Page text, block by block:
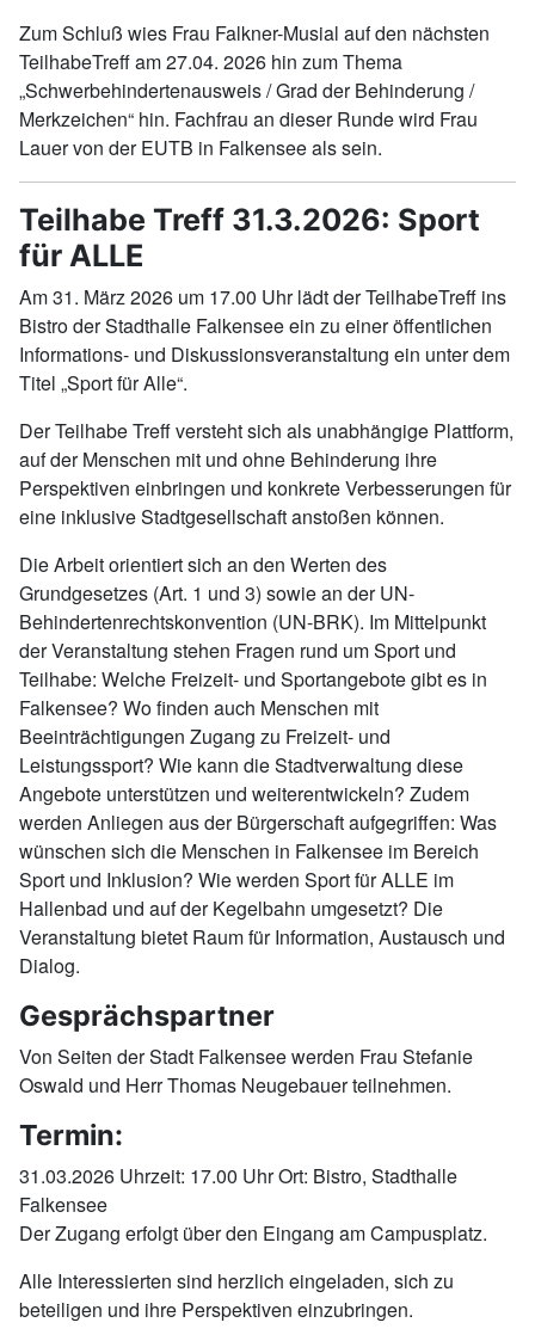
Zum Schluß wies Frau Falkner-Musial auf den nächsten
TeilhabeTreff am 27.04. 2026 hin zum Thema
„Schwerbehindertenausweis / Grad der Behinderung /
Merkzeichen“ hin. Fachfrau an dieser Runde wird Frau
Lauer von der EUTB in Falkensee als sein.
Teilhabe Treff 31.3.2026: Sport
für ALLE
Am 31. März 2026 um 17.00 Uhr lädt der TeilhabeTreff ins
Bistro der Stadthalle Falkensee ein zu einer öffentlichen
Informations- und Diskussionsveranstaltung ein unter dem
Titel „Sport für Alle“.
Der Teilhabe Treff versteht sich als unabhängige Plattform,
auf der Menschen mit und ohne Behinderung ihre
Perspektiven einbringen und konkrete Verbesserungen für
eine inklusive Stadtgesellschaft anstoßen können.
Die Arbeit orientiert sich an den Werten des
Grundgesetzes (Art. 1 und 3) sowie an der UN-
Behindertenrechtskonvention (UN-BRK). Im Mittelpunkt
der Veranstaltung stehen Fragen rund um Sport und
Teilhabe: Welche Freizeit- und Sportangebote gibt es in
Falkensee? Wo finden auch Menschen mit
Beeinträchtigungen Zugang zu Freizeit- und
Leistungssport? Wie kann die Stadtverwaltung diese
Angebote unterstützen und weiterentwickeln? Zudem
werden Anliegen aus der Bürgerschaft aufgegriffen: Was
wünschen sich die Menschen in Falkensee im Bereich
Sport und Inklusion? Wie werden Sport für ALLE im
Hallenbad und auf der Kegelbahn umgesetzt? Die
Veranstaltung bietet Raum für Information, Austausch und
Dialog.
Gesprächspartner
Von Seiten der Stadt Falkensee werden Frau Stefanie
Oswald und Herr Thomas Neugebauer teilnehmen.
Termin:
31.03.2026 Uhrzeit: 17.00 Uhr Ort: Bistro, Stadthalle
Falkensee
Der Zugang erfolgt über den Eingang am Campusplatz.
Alle Interessierten sind herzlich eingeladen, sich zu
beteiligen und ihre Perspektiven einzubringen.